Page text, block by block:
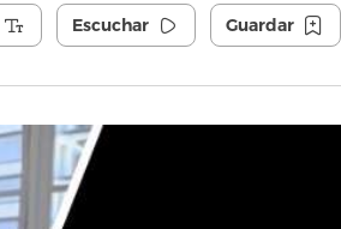
Escuchar Guardar